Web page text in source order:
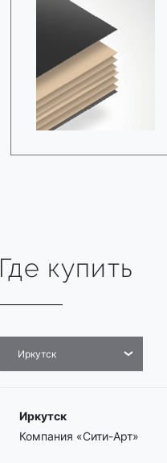
Где купить
Иркутск
Иркутск
Компания «Сити-Арт»